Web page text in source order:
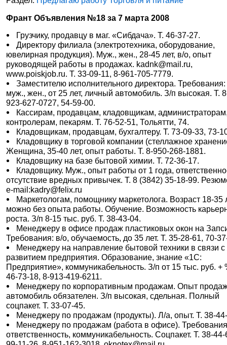
Франт Объявления №18 за 7 марта 2008
Грузчику, продавцу в маг. «Сибдача». Т. 46-37-27.
Директору филиала (электротехника, оборудование,
ювелирная продукция). Муж., жен., 28-45 лет, в/о, опыт
руководящей работы в продажах. kadnk@mail.ru,
www.poiskjob.ru. Т. 33-09-11, 8-961-705-7779.
Заместителю исполнительного директора. Требования:
муж., жен., от 25 лет, личный автомобиль. З/п высокая. Т.
923-627-0727, 54-59-00.
Кассирам, продавцам, кладовщикам,
контролерам, пекарям. Т. 76-52-51, Тольятти, 74.
Кладовщикам, продавцам, бухгалтеру. Т. 73-09-33, 73-
Кладовщику в торговой компании (стеллажное
Женщина, 35-40 лет, опыт работы. Т. 8-950-268-1881.
Кладовщику на базе бытовой химии. Т. 72-36-17.
Кладовщику. Муж., опыт работы от 1 года,
отсутствие вредных привычек. Т. 8 (3842) 35-18-99.
e-mail:kadry@felix.ru
Маркетологам, помощнику маркетолога. Возраст 18-35
можно без опыта работы. Обучение. Возможность
роста. З/п 8-15 тыс. руб. Т. 38-43-04.
Менеджеру в офисе продаж пластиковых окон на
Требования: в/о, обучаемость, до 35 лет. Т. 35-28-61, 70-
Менеджеру на направление бытовой техники в связи с
развитием предприятия. Образование, знание «1С:
Предприятие», коммуникабельность. З/п от 15 тыс. руб. +
46-73-18, 8-913-419-6211.
Менеджеру по корпоративным продажам. Опыт
автомобиль обязателен. З/п высокая, сдельная. Полный
соцпакет. Т. 33-07-45.
Менеджеру по продажам (продукты). Л/а, опыт. Т. 38-
Менеджеру по продажам (работа в офисе).
ответственность, коммуникабельность. Соцпакет. Т. 38-